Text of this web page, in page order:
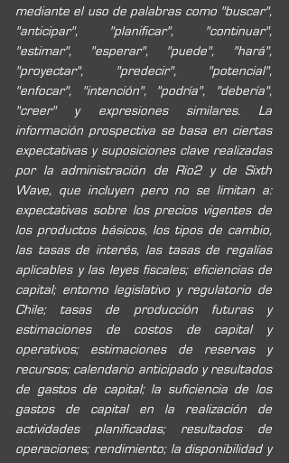
mediante el uso de palabras como "buscar",
"anticipar", "planificar", "continuar",
"estimar", "esperar", "puede", "hará",
"proyectar", "predecir", "potencial",
"enfocar", "intención", "podría", "debería",
"creer" y expresiones similares. La
información prospectiva se basa en ciertas
expectativas y suposiciones clave realizadas
por la administración de Rio2 y de Sixth
Wave, que incluyen pero no se limitan a:
expectativas sobre los precios vigentes de
los productos básicos, los tipos de cambio,
las tasas de interés, las tasas de regalías
aplicables y las leyes fiscales; eficiencias de
capital; entorno legislativo y regulatorio de
Chile; tasas de producción futuras y
estimaciones de costos de capital y
operativos; estimaciones de reservas y
recursos; calendario anticipado y resultados
de gastos de capital; la suficiencia de los
gastos de capital en la realización de
actividades planificadas; resultados de
operaciones; rendimiento; la disponibilidad y